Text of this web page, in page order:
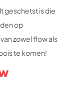
geschetst is die
op
zowel flow als
te komen!